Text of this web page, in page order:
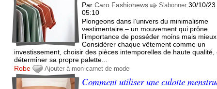
ParCaro Fashionews S'abonner 30/10/23
05:10
Plongeons dans l’univers du minimalisme
vestimentaire – un mouvement qui prône
l’importance de posséder moins mais
Considérer chaque vêtement comme un
investissement, choisir des pièces intemporelles de haute qualité,
déterminer sa propre palette...
Robe
Ajouter à mon carnet de mode
Comment utiliser une culotte